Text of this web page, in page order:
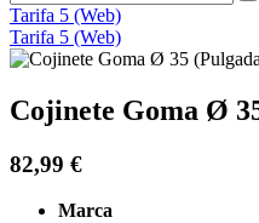
Tarifa 5 (Web)
Tarifa 5 (Web)
Cojinete Goma Ø
82,99 €
Marca